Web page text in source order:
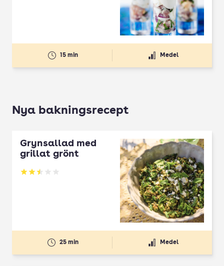
15 min Medel
Nya bakningsrecept
Grynsallad med
grillat grönt
Betyg: 2.5 av 5
25 min Medel